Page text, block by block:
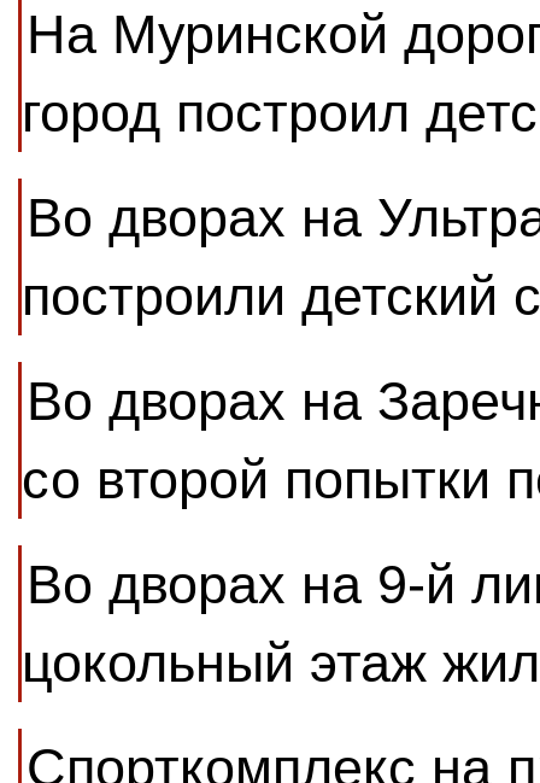
На Муринской
город построил
Во дворах на
построили детский
Во дворах на
со второй попытки
Во дворах на 9-й
цокольный этаж
Спорткомплекс на